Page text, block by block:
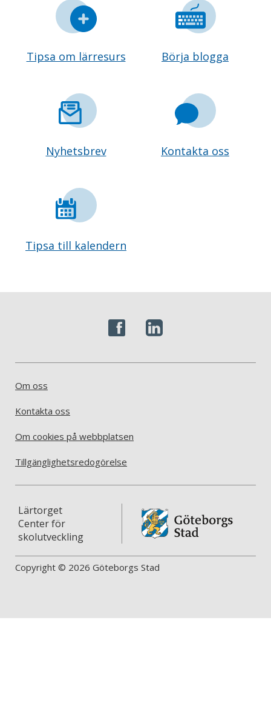
Tipsa om lärresurs Börja blogga
Nyhetsbrev Kontakta oss
Tipsa till kalendern
Om oss
Kontakta oss
Om cookies på webbplatsen
Tillgänglighetsredogörelse
Lärtorget
Center för
skolutveckling
Copyright © 2026 Göteborgs Stad